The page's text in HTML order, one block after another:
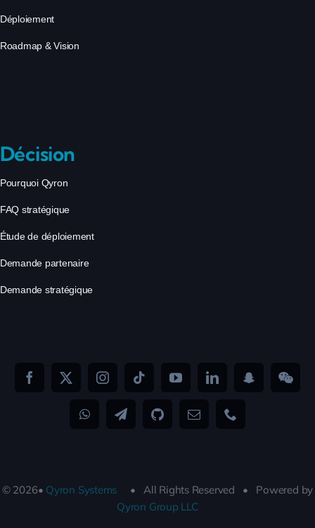
Déploiement
Roadmap & Vision
Décision
Pourquoi Qyron
FAQ stratégique
Étude de déploiement
Demande partenaire
Demande stratégique
© 2026• Qyron Systems
• All Rights Reserved • Powered by
Qyron Group LLC